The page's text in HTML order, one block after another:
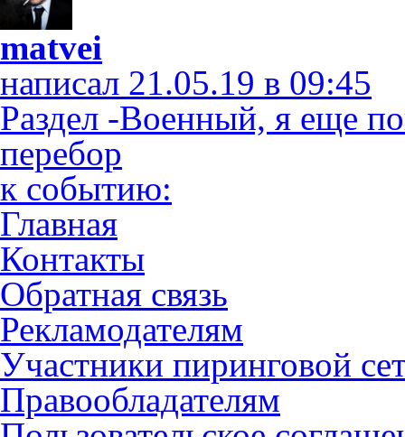
matvei
написал 21.05.19 в 09:45
Раздел -Военный, я еще
перебор
к событию:
Главная
Контакты
Обратная связь
Рекламодателям
Участники пиринговой
Правообладателям